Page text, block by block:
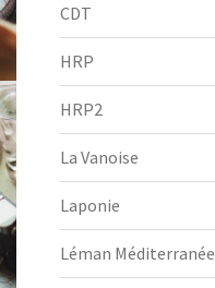
CDT
HRP
HRP2
La Vanoise
Laponie
Léman Méditerranée